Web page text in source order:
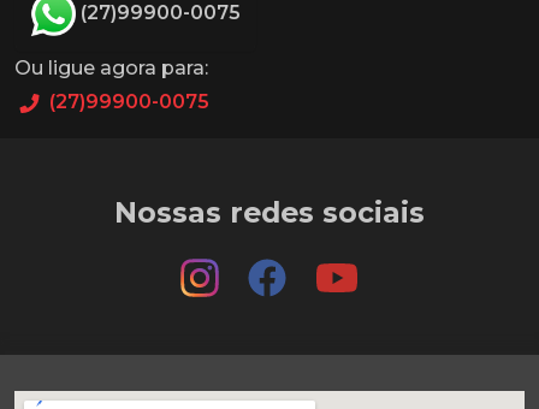
(27)99900-0075
Ou ligue agora para:
(27)99900-0075
Nossas redes sociais